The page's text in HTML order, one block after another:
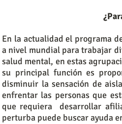
En la actualidad el programa
a nivel mundial para trabajar
salud mental, en estas
su principal función es
disminuir la sensación de
enfrentar las personas que
que requiera  desarrollar
perturba puede buscar ayuda